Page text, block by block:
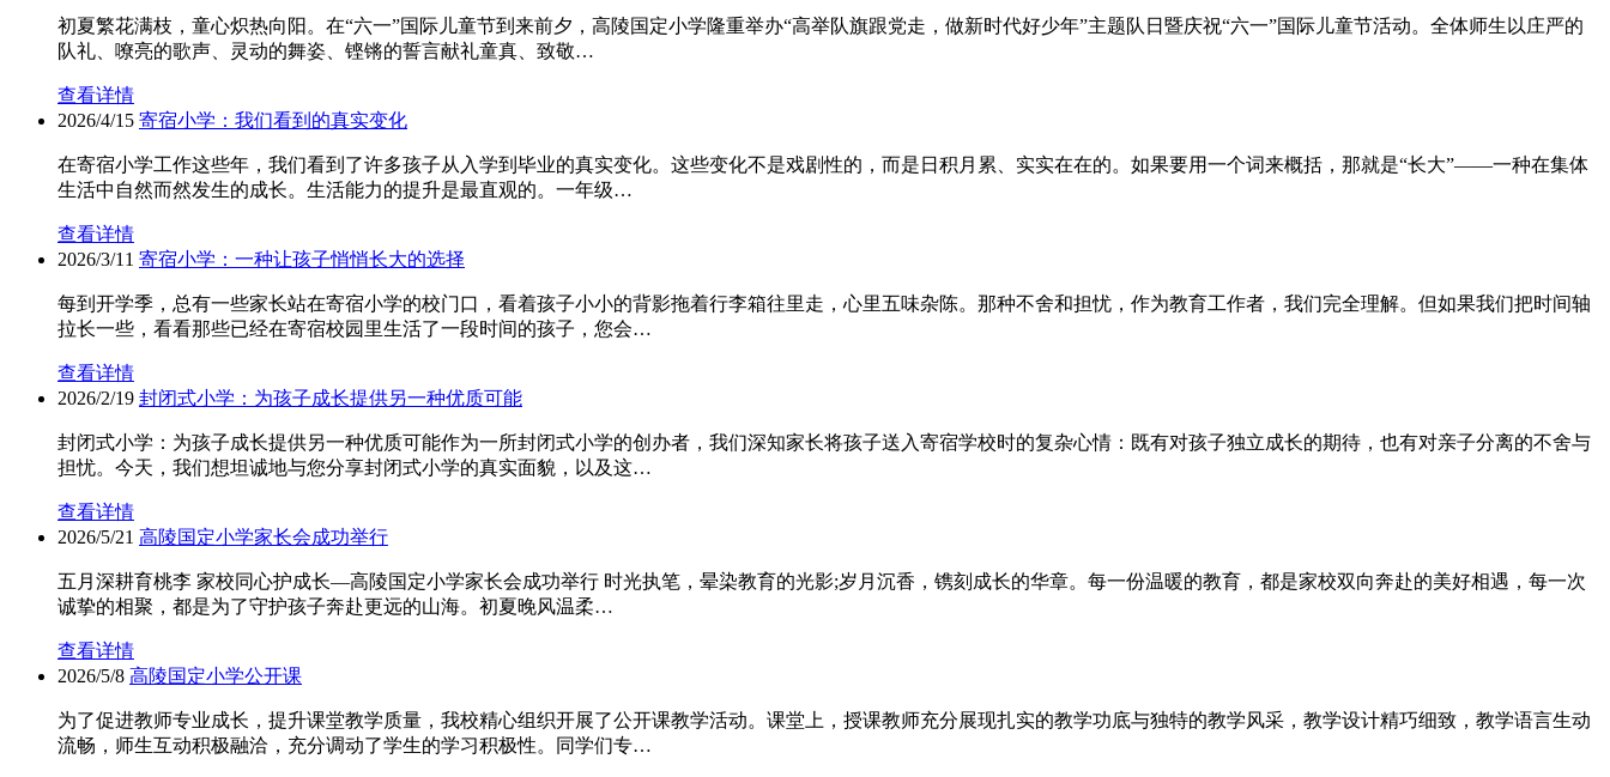
初夏繁花满枝，童心炽热向阳。在“六一”国际儿童节到来前夕，高陵国定小学隆重举办“高举队旗跟党走，做新时代好少年”主题队日暨庆祝“六一”国际儿童节活动。全体师生以庄严的
队礼、嘹亮的歌声、灵动的舞姿、铿锵的誓言献礼童真、致敬…
查看详情
2026/4/15 寄宿小学：我们看到的真实变化
在寄宿小学工作这些年，我们看到了许多孩子从入学到毕业的真实变化。这些变化不是戏剧性的，而是日积月累、实实在在的。如果要用一个词来概括，那就是“长大”——一种在集体
生活中自然而然发生的成长。生活能力的提升是最直观的。一年级…
查看详情
2026/3/11 寄宿小学：一种让孩子悄悄长大的选择
每到开学季，总有一些家长站在寄宿小学的校门口，看着孩子小小的背影拖着行李箱往里走，心里五味杂陈。那种不舍和担忧，作为教育工作者，我们完全理解。但如果我们把时间轴
拉长一些，看看那些已经在寄宿校园里生活了一段时间的孩子，您会…
查看详情
2026/2/19 封闭式小学：为孩子成长提供另一种优质可能
封闭式小学：为孩子成长提供另一种优质可能作为一所封闭式小学的创办者，我们深知家长将孩子送入寄宿学校时的复杂心情：既有对孩子独立成长的期待，也有对亲子分离的不舍与
担忧。今天，我们想坦诚地与您分享封闭式小学的真实面貌，以及这…
查看详情
2026/5/21 高陵国定小学家长会成功举行
五月深耕育桃李 家校同心护成长—高陵国定小学家长会成功举行 时光执笔，晕染教育的光影;岁月沉香，镌刻成长的华章。每一份温暖的教育，都是家校双向奔赴的美好相遇，每一次
诚挚的相聚，都是为了守护孩子奔赴更远的山海。初夏晚风温柔…
查看详情
2026/5/8 高陵国定小学公开课
为了促进教师专业成长，提升课堂教学质量，我校精心组织开展了公开课教学活动。课堂上，授课教师充分展现扎实的教学功底与独特的教学风采，教学设计精巧细致，教学语言生动
流畅，师生互动积极融洽，充分调动了学生的学习积极性。同学们专…